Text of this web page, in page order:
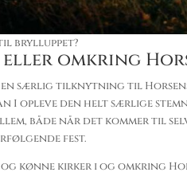
brylluppet?
omkring
særlig tilknytning til
I opleve den helt særlige
både når det kommer til
fest.
kønne kirker i og omkring